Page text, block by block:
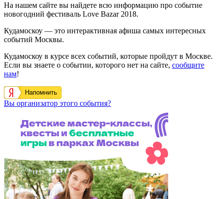
На нашем сайте вы найдете всю информацию про событие
новогодний фестиваль Love Bazar 2018.
Кудамоскоу — это интерактивная афиша самых интересных
событий Москвы.
Кудамоскоу в курсе всех событий, которые пройдут в Москве.
Если вы знаете о событии, которого нет на сайте, сообщите
нам!
Напомнить
Вы организатор этого события?